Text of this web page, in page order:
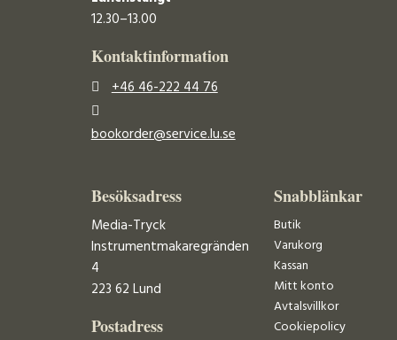
12.30–13.00
Kontaktinformation
+46 46-222 44 76
bookorder@service.lu.se
Besöksadress
Media-Tryck
Instrumentmakaregränden
4
223 62 Lund
Postadress
Snabblänkar
Butik
Varukorg
Kassan
Mitt konto
Avtalsvillkor
Cookiepolicy